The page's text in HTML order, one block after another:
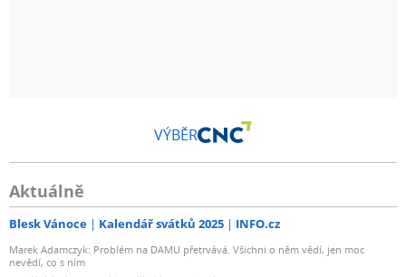
VÝBĚR
Aktuálně
Blesk Vánoce Kalendář svátků 2025 INFO.cz
Marek Adamczyk: Problém na DAMU přetrvává. Všichni o něm vědí, jen moc
nevědí, co s ním